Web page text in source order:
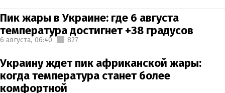
Пик жары в Украине: где 6 августа
температура достигнет +38 градусов
6 августа, 06:40 827
Украину ждет пик африканской жары:
когда температура станет более
комфортной